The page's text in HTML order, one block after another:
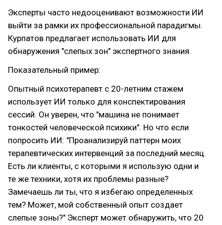
Эксперты часто недооценивают возможности ИИ
выйти за рамки их профессиональной парадигмы.
Курпатов предлагает использовать ИИ для
обнаружения "слепых зон" экспертного знания.
Показательный пример:
Опытный психотерапевт с 20-летним стажем
использует ИИ только для конспектирования
сессий. Он уверен, что "машина не понимает
тонкостей человеческой психики". Но что если
попросить ИИ: "Проанализируй паттерн моих
терапевтических интервенций за последний месяц.
Есть ли клиенты, с которыми я использую одни и
те же техники, хотя их проблемы разные?
Замечаешь ли ты, что я избегаю определенных
тем? Может, мой собственный опыт создает
слепые зоны?" Эксперт может обнаружить, что 20